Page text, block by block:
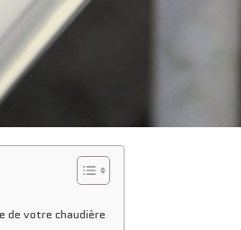
de votre chaudière